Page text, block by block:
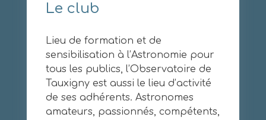
Le club
Lieu de formation et de
sensibilisation à l’Astronomie pour
tous les publics, l’Observatoire de
Tauxigny est aussi le lieu d’activité
de ses adhérents. Astronomes
amateurs, passionnés, compétents,